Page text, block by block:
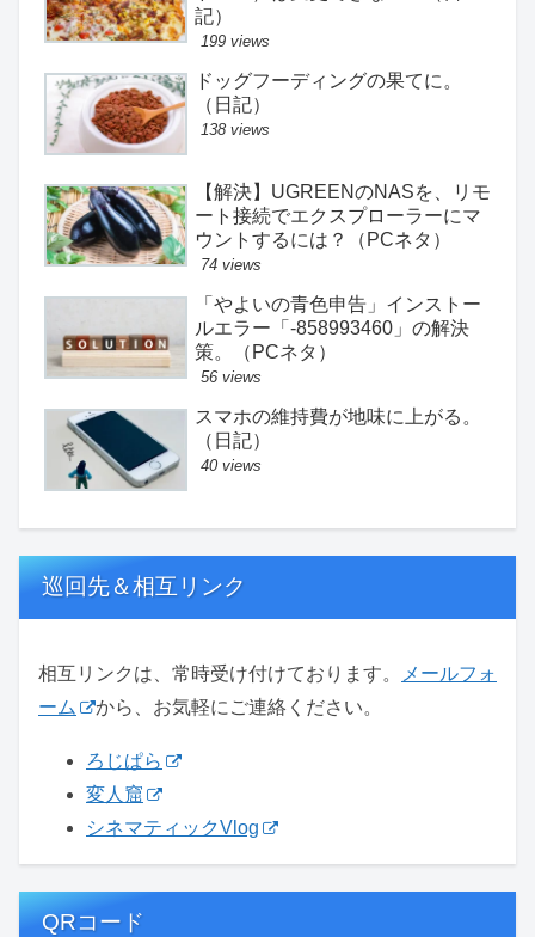
記）
199 views
ドッグフーディングの果てに。
（日記）
138 views
【解決】UGREENのNASを、リモ
ート接続でエクスプローラーにマ
ウントするには？（PCネタ）
74 views
「やよいの青色申告」インストー
ルエラー「-858993460」の解決
策。（PCネタ）
56 views
スマホの維持費が地味に上がる。
（日記）
40 views
巡回先＆相互リンク
相互リンクは、常時受け付けております。
メールフォ
ーム
から、お気軽にご連絡ください。
ろじぱら
変人窟
シネマティックVlog
QRコード